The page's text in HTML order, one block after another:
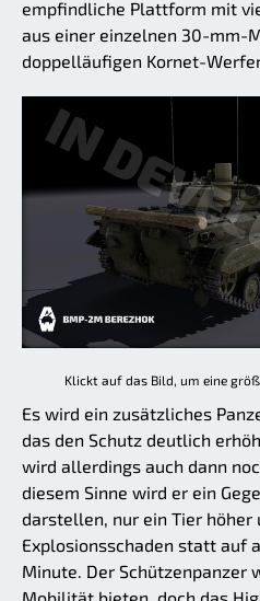
empfindliche Plattform mit
aus einer einzelnen 30-mm-
doppelläufigen Kornet-
Klickt auf das Bild, um eine
Es wird ein zusätzliches
das den Schutz deutlich
wird allerdings auch dann
diesem Sinne wird er ein
darstellen, nur ein Tier
Explosionsschaden statt auf
Minute. Der Schützenpanzer
Mobilität bieten, doch das